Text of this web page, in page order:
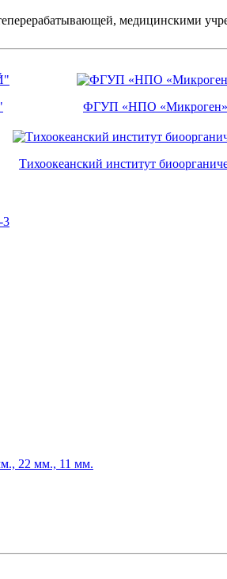
медицинскими
ФГУП «НПО «Микроген»
Тихоокеанский институт
3
22 мм., 11 мм.